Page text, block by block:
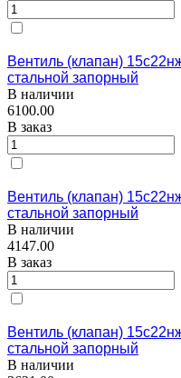
Вентиль (клапан)
стальной запорный
В наличии
6100.00
В заказ
Вентиль (клапан)
стальной запорный
В наличии
4147.00
В заказ
Вентиль (клапан)
стальной запорный
В наличии